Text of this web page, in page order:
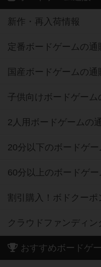
新作・再入荷情報
定番ボードゲームの通
国産ボードゲームの通
子供向けボードゲーム
2人用ボードゲームの
20分以下のボードゲ
60分以上のボードゲ
割引購入！ボドクーポ
クラウドファンディン
おすすめボードゲ